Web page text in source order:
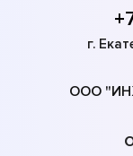
г.
ООО